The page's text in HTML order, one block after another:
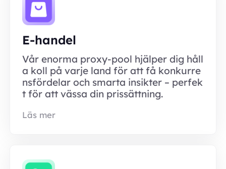
E-handel
Vår enorma proxy-pool hjälper dig håll
a koll på varje land för att få konkurre
nsfördelar och smarta insikter – perfek
t för att vässa din prissättning.
Läs mer